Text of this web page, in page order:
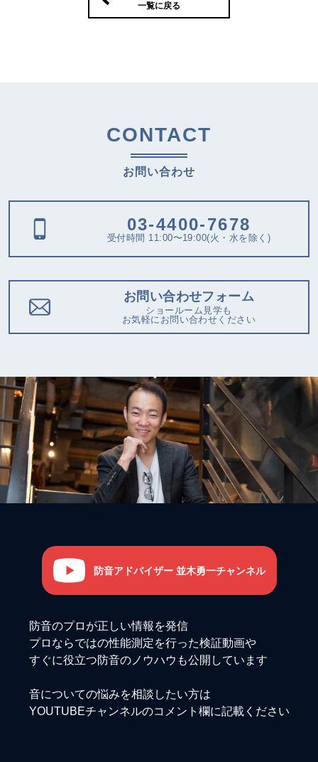
一覧に戻る
CONTACT
お問い合わせ
03-4400-7678
受付時間 11:00〜19:00(火・水を除く)
お問い合わせフォーム
ショールーム見学も
お気軽にお問い合わせください
防音アドバイザー 並木勇一チャンネル
防音のプロが正しい情報を発信
プロならではの性能測定を行った検証動画や
すぐに役立つ防音のノウハウも公開しています
音についての悩みを相談したい方は
YOUTUBEチャンネルのコメント欄に記載ください